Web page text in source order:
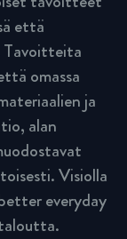
että
Tavoitteita
omassa
ja
alan
Visiolla
everyday